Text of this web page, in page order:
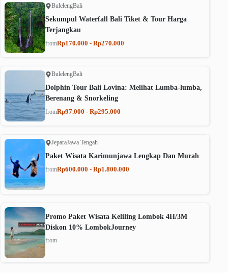
BulelengBali
Sekumpul Waterfall Bali Tiket & Tour Harga
Terjangkau
fromRp170.000 - Rp270.000
BulelengBali
Dolphin Tour Bali Lovina: Melihat Lumba-lumba,
Berenang & Snorkeling
fromRp97.000 - Rp295.000
JeparaJawa Tengah
Paket Wisata Karimunjawa Lengkap Dan Murah
fromRp600.000 - Rp1.800.000
Promo Paket Wisata Keliling Lombok 4H/3M
Diskon 10% LombokJourney
from